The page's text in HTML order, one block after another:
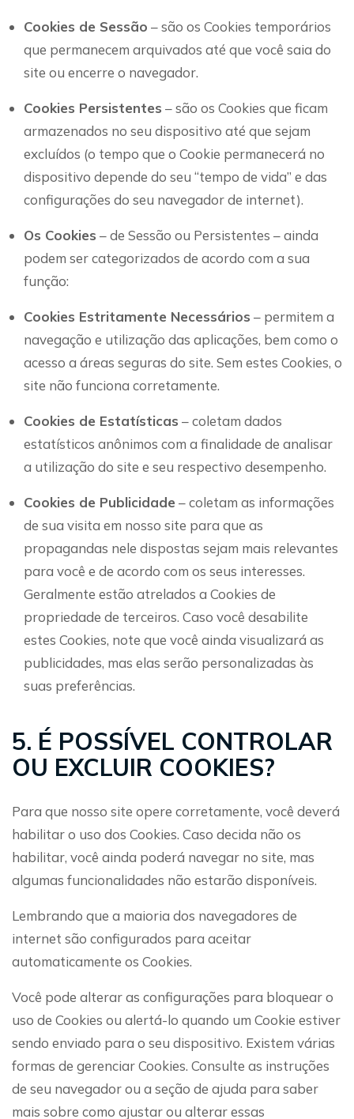
Cookies de Sessão – são os Cookies temporários
que permanecem arquivados até que você saia do
site ou encerre o navegador.
Cookies Persistentes – são os Cookies que ficam
armazenados no seu dispositivo até que sejam
excluídos (o tempo que o Cookie permanecerá no
dispositivo depende do seu “tempo de vida” e das
configurações do seu navegador de internet).
Os Cookies – de Sessão ou Persistentes – ainda
podem ser categorizados de acordo com a sua
função:
Cookies Estritamente Necessários – permitem a
navegação e utilização das aplicações, bem como o
acesso a áreas seguras do site. Sem estes Cookies, o
site não funciona corretamente.
Cookies de Estatísticas – coletam dados
estatísticos anônimos com a finalidade de analisar
a utilização do site e seu respectivo desempenho.
Cookies de Publicidade – coletam as informações
de sua visita em nosso site para que as
propagandas nele dispostas sejam mais relevantes
para você e de acordo com os seus interesses.
Geralmente estão atrelados a Cookies de
propriedade de terceiros. Caso você desabilite
estes Cookies, note que você ainda visualizará as
publicidades, mas elas serão personalizadas às
suas preferências.
5. É POSSÍVEL CONTROLAR
OU EXCLUIR COOKIES?
Para que nosso site opere corretamente, você deverá
habilitar o uso dos Cookies. Caso decida não os
habilitar, você ainda poderá navegar no site, mas
algumas funcionalidades não estarão disponíveis.
Lembrando que a maioria dos navegadores de
internet são configurados para aceitar
automaticamente os Cookies.
Você pode alterar as configurações para bloquear o
uso de Cookies ou alertá-lo quando um Cookie estiver
sendo enviado para o seu dispositivo. Existem várias
formas de gerenciar Cookies. Consulte as instruções
de seu navegador ou a seção de ajuda para saber
mais sobre como ajustar ou alterar essas